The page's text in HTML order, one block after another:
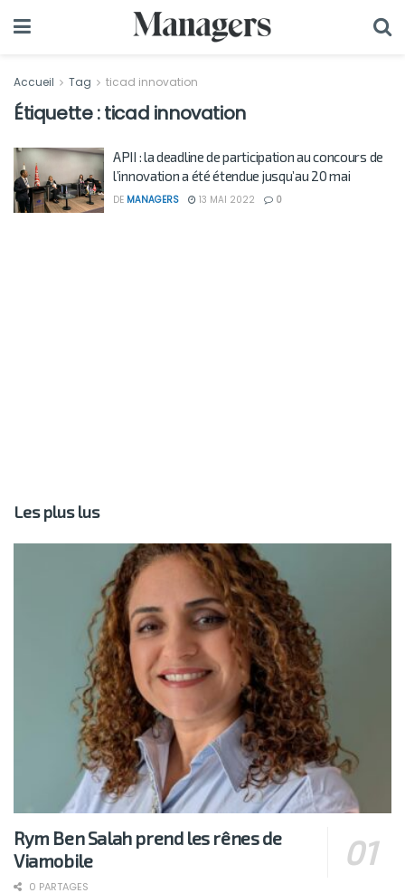
Accueil Tag ticad innovation
Étiquette :ticad innovation
APII : la deadline de participation au concours de
l’innovation a été étendue jusqu’au 20 mai
DE MANAGERS 13 MAI 2022 0
Les plus lus
Rym Ben Salah prend les rênes de
Viamobile
0 PARTAGES